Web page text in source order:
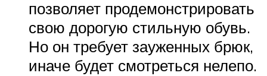
позволяет продемонстрировать
свою дорогую стильную обувь.
Но он требует зауженных брюк,
иначе будет смотреться нелепо.